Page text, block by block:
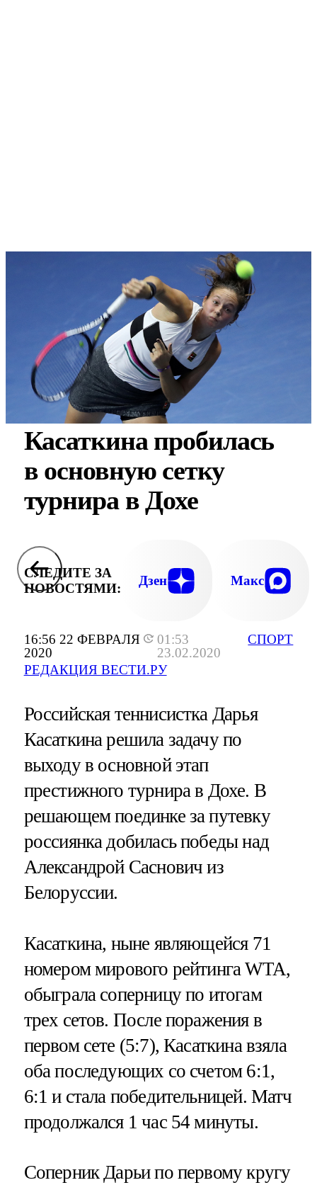
16:56 22 ФЕВРАЛЯ
2020
01:53
23.02.2020
РЕДАКЦИЯ ВЕСТИ.РУ
СПОРТ
Касаткина пробилась
в основную сетку
турнира в Дохе
СЛЕДИТЕ ЗА
НОВОСТЯМИ:
Дзен Макс
Российская теннисистка Дарья
Касаткина решила задачу по
выходу в основной этап
престижного турнира в Дохе. В
решающем поединке за путевку
россиянка добилась победы над
Александрой Саснович из
Белоруссии.
Касаткина, ныне являющейся 71
номером мирового рейтинга WTA,
обыграла соперницу по итогам
трех сетов. После поражения в
первом сете (5:7), Касаткина взяла
оба последующих со счетом 6:1,
6:1 и стала победительницей. Матч
продолжался 1 час 54 минуты.
Соперник Дарьи по первому кругу